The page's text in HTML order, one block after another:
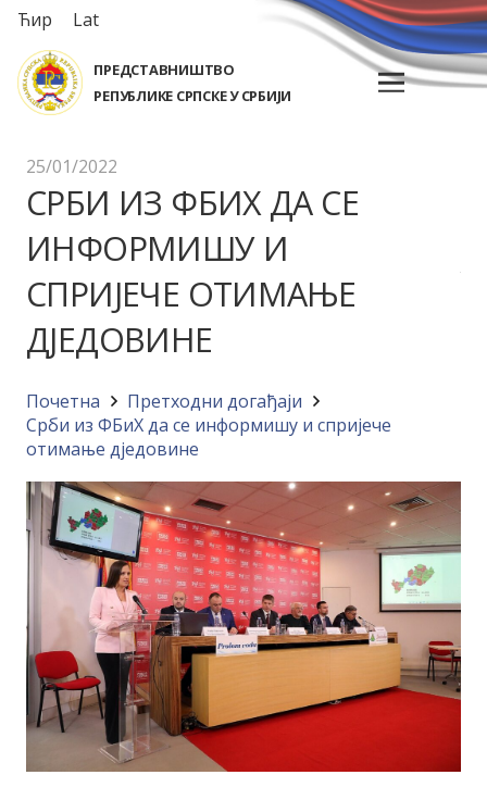
Ћир Lat
ПРЕДСТАВНИШТВО
РЕПУБЛИКЕ СРПСКЕ У СРБИЈИ
25/01/2022
СРБИ ИЗ ФБИХ ДА СЕ
ИНФОРМИШУ И
СПРИЈЕЧЕ ОТИМАЊЕ
ДЈЕДОВИНЕ
Почетна
Претходни догађаји
Срби из ФБиХ да се информишу и спријече
отимање дједовине